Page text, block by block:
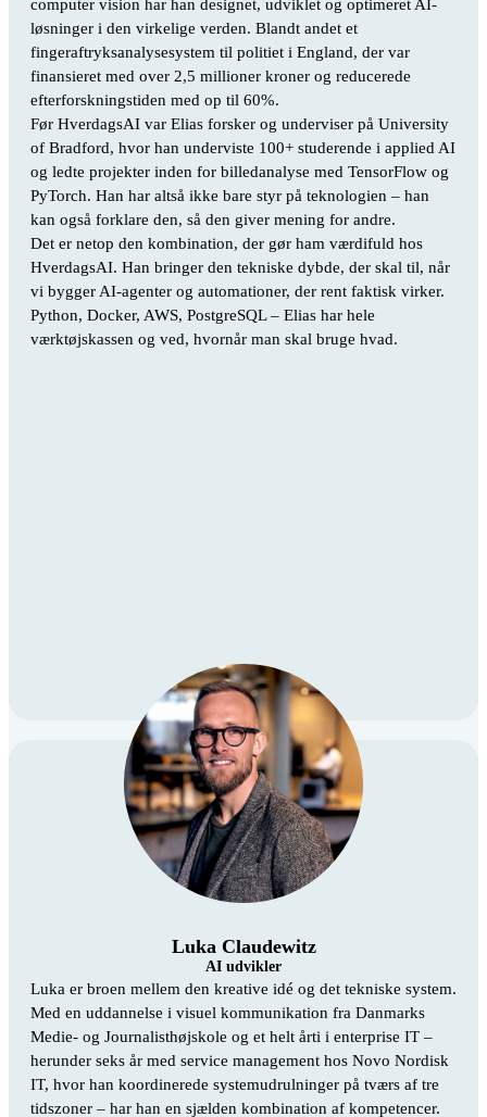
computer vision har han designet, udviklet og optimeretAI-
løsninger i den virkelige verden. Blandt andet et
fingeraftryksanalysesystem til politiet i England, der var
finansieret med over 2,5 millioner kroner og reducerede
efterforskningstiden med op til 60%.
Før HverdagsAI var Elias forsker og underviser på University
of Bradford, hvor han underviste 100+ studerende i applied AI
og ledte projekter inden for billedanalyse med TensorFlow og
PyTorch. Han har altså ikke bare styr på teknologien – han
kan også forklare den, så den giver mening for andre.
Det er netop den kombination, der gør ham værdifuld hos
HverdagsAI. Han bringer den tekniske dybde, der skal til, når
vi bygger AI-agenter og automationer, der rent faktisk virker.
Python, Docker, AWS, PostgreSQL – Elias har hele
værktøjskassen og ved, hvornår man skal bruge hvad.
Luka Claudewitz
AI udvikler
Luka er broen mellem den kreative idé og det tekniske system.
Med en uddannelse i visuel kommunikation fra Danmarks
Medie- og Journalisthøjskole og et helt årti i enterprise IT –
herunder seks år med service management hos Novo Nordisk
IT, hvor han koordinerede systemudrulninger på tværs af tre
tidszoner – har han en sjælden kombination af kompetencer.